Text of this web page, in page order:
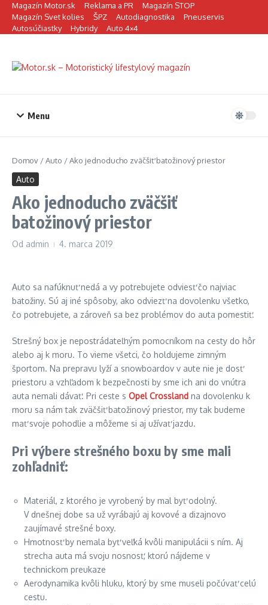
Preskočiť na obsah
Magazín Motor.sk Reklama a PR
Magazín STOP
Magazín Svet kolies
ŠPZ Autodiagnostika
Pneuservis
Autosúčiastky
Hybridy Auto 4×4
Menu
Domov /Auto /Ako jednoducho zväčšiť batožinový priestor
Auto
Ako jednoducho zväčšiť
batožinový priestor
Od admin 4. marca 2019
Auto sa nafúknuť nedá a vy potrebujete odviesť čo najviac
batožiny. Sú aj iné spôsoby, ako odviezť na dovolenku všetko,
čo potrebujete, a zároveň sa bez problémov do auta pomestiť.
Strešný box je nepostrádateľným pomocníkom na cesty do hôr
alebo aj k moru. To vieme všetci, čo holdujeme zimným
športom. Na prepravu lyží a snowboardov v aute nie je dosť
priestoru a vzhľadom k bezpečnosti by sme ich ani do vnútra
auta nemali dávať. Pri ceste s Opel Crossland na dovolenku k
moru sa nám tak zväčšiť batožinový priestor, my tak budeme
mať svoje pohodlie a môžeme si aj užívať jazdu.
Pri výbere strešného boxu by sme mali
zohľadniť:
Materiál, z ktorého je vyrobený by mal byť odolný.
V dnešnej dobe sa už vyrábajú aj kovové a dizajnovo
zaujímavé strešné boxy.
Hmotnosť by nemala byť veľká kvôli manipulácii s ním. Aj
strecha auta má svoju nosnosť, ktorú nájdeme v
technickom preukaze
Aerodynamika kvôli hluku, ktorý by sme museli počúvať celú
cestu.